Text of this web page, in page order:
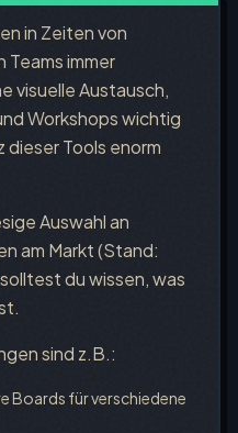
in Zeiten von
immer
visuelle Austausch,
Workshops wichtig
dieser Tools enorm
Auswahl an
am Markt (Stand:
du wissen, was
sind z.B.:
Boards für verschiedene